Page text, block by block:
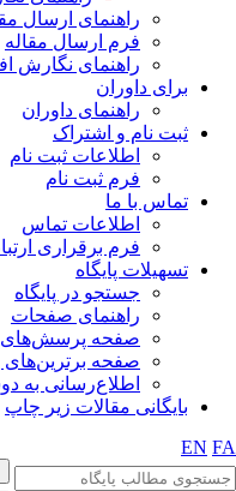
راهنمای ارسال
فرم ارسال مقاله
راهنمای نگارش
برای داوران
راهنمای داوران
ثبت نام و اشتراک
اطلاعات ثبت نام
فرم ثبت نام
تماس با ما
اطلاعات تماس
فرم برقراری
تسهیلات پایگاه
جستجو در پایگاه
راهنمای صفحات
صفحه پرسش‌های
صفحه برترین‌های
اطلاع‌رسانی به
بایگانی مقالات زیر چاپ
EN